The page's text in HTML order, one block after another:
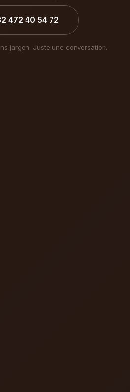
472 40 54 72
jargon. Juste une conversation.